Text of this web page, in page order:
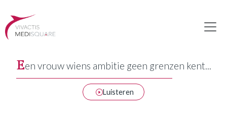
Een vrouw wiens ambitie geen grenzen kent...
Luisteren